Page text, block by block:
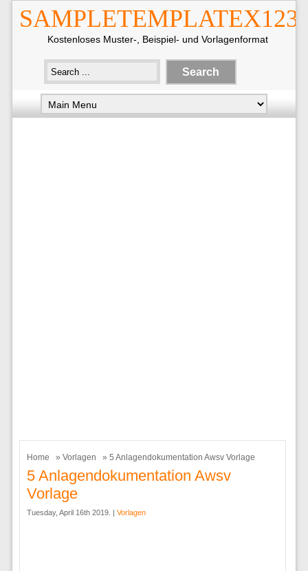
Kostenloses Muster-, Beispiel- und Vorlagenformat
Home » Vorlagen » 5 Anlagendokumentation Awsv Vorlage
5 Anlagendokumentation Awsv
Vorlage
Tuesday, April 16th 2019. | Vorlagen